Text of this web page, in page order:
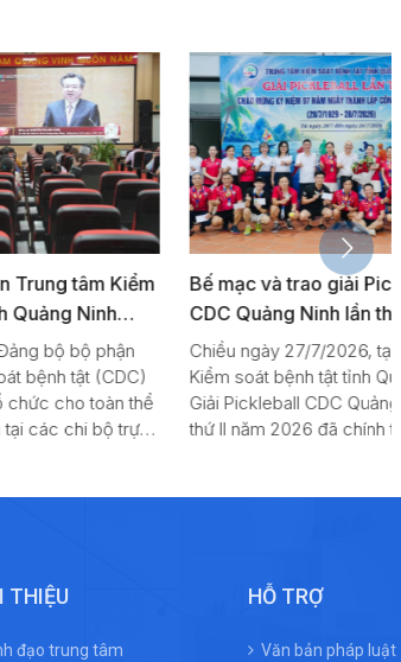
Kiểm
quán
khóa
thể
trực
Bế mạc và trao giải Pickleball
CDC Quảng Ninh lần thứ II năm
2026
Chiều ngày 27/7/2026, tại Trung tâm
Kiểm soát bệnh tật tỉnh Quảng Ninh,
Giải Pickleball CDC Quảng Ninh lần
thứ II năm 2026 đã chính thức bế mạc
THIỆU
đạo trung tâm
HỖ TRỢ
Văn bản pháp luật